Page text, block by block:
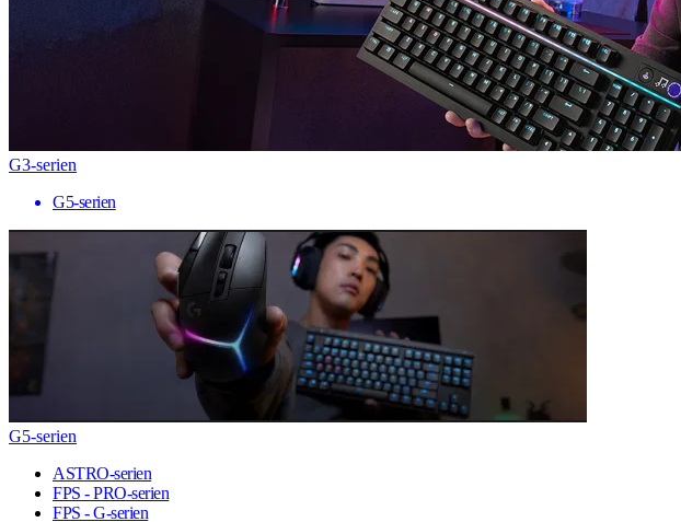
G3-serien
G5-serien
G5-serien
ASTRO-serien
FPS - PRO-serien
FPS - G-serien